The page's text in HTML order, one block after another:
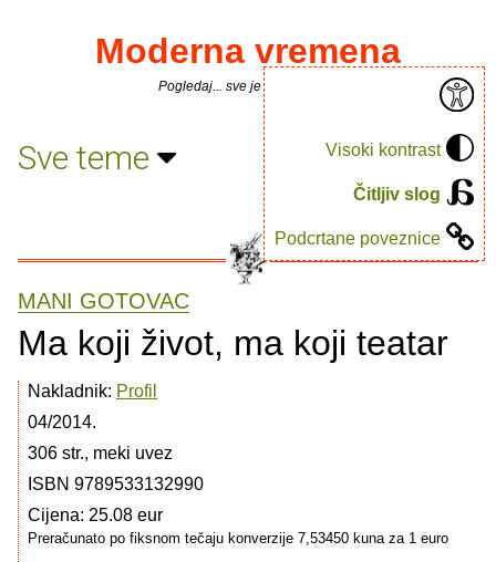
Visoki kontrast
Čitljiv slog
Podcrtane poveznice
Moderna vremena
Pogledaj... sve je puno knjiga.
Sve teme
MANI GOTOVAC
Ma koji život, ma koji teatar
Nakladnik: Profil
04/2014.
306 str., meki uvez
ISBN 9789533132990
Cijena: 25.08 eur
Preračunato po fiksnom tečaju konverzije 7,53450 kuna za 1 euro